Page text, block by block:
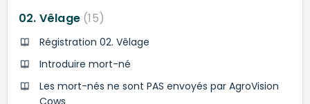
02. Vêlage 15
Régistration 02. Vêlage
Introduire mort-né
Les mort-nés ne sont PAS envoyés par AgroVision
Cows